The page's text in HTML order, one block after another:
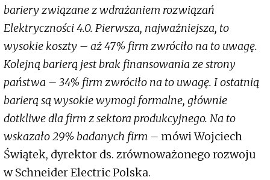
bariery związane z wdrażaniem rozwiązań
Elektryczności 4.0. Pierwsza, najważniejsza, to
wysokie koszty – aż 47% firm zwróciło na to uwagę.
Kolejną barierą jest brak finansowania ze strony
państwa – 34% firm zwróciło na to uwagę. I ostatnią
barierą są wysokie wymogi formalne, głównie
dotkliwe dla firm z sektora produkcyjnego. Na to
wskazało 29% badanych firm – mówi Wojciech
Świątek, dyrektor ds. zrównoważonego rozwoju
w Schneider Electric Polska.